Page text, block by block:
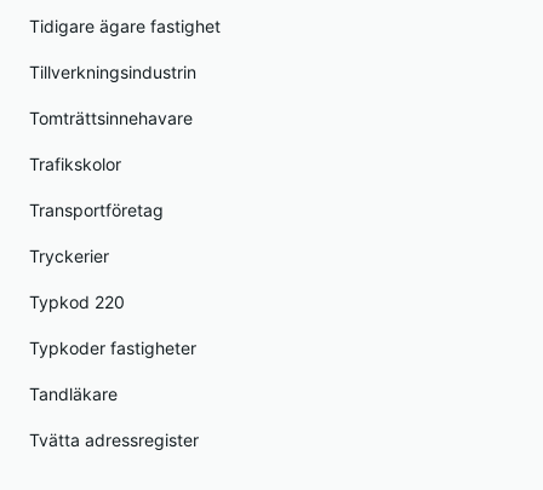
Tidigare ägare fastighet
Tillverkningsindustrin
Tomträttsinnehavare
Trafikskolor
Transportföretag
Tryckerier
Typkod 220
Typkoder fastigheter
Tandläkare
Tvätta adressregister